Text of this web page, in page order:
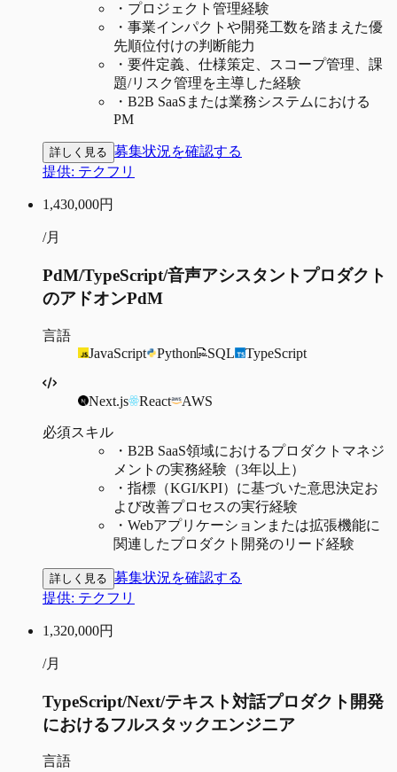
・ プロジェクト管理経験
・ 事業インパクトや開発工数を踏まえた優
先順位付けの判断能力
・ 要件定義、仕様策定、スコープ管理、課
題/リスク管理を主導した経験
・ B2B SaaSまたは業務システムにおける
PM
詳しく見る 募集状況を確認する
提供: テクフリ
1,430,000円
/月
PdM/TypeScript/音声アシスタントプロダクト
のアドオンPdM
言語
JavaScript
Python SQL TypeScript
Next.js React AWS
必須スキル
・ B2B SaaS領域におけるプロダクトマネジ
メントの実務経験（3年以上）
・ 指標（KGI/KPI）に基づいた意思決定お
よび改善プロセスの実行経験
・ Webアプリケーションまたは拡張機能に
関連したプロダクト開発のリード経験
詳しく見る 募集状況を確認する
提供: テクフリ
1,320,000円
/月
TypeScript/Next/テキスト対話プロダクト開発
におけるフルスタックエンジニア
言語